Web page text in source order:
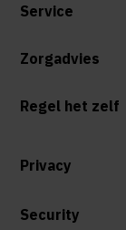
Service
Zorgadvies
Regel het zelf
Privacy
Security